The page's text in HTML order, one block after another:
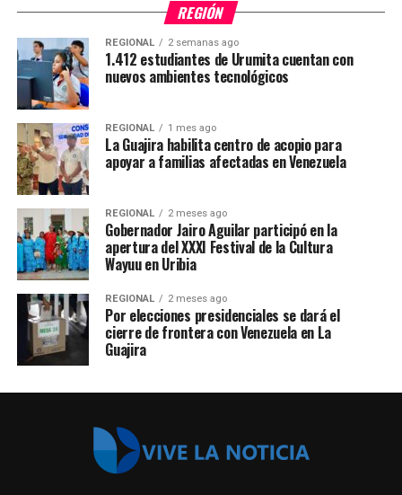
REGIÓN
REGIONAL 2 semanas ago
1.412 estudiantes de Urumita cuentan con
nuevos ambientes tecnológicos
REGIONAL 1 mes ago
La Guajira habilita centro de acopio para
apoyar a familias afectadas en Venezuela
REGIONAL 2 meses ago
Gobernador Jairo Aguilar participó en la
apertura del XXXI Festival de la Cultura
Wayuu en Uribia
REGIONAL 2 meses ago
Por elecciones presidenciales se dará el
cierre de frontera con Venezuela en La
Guajira